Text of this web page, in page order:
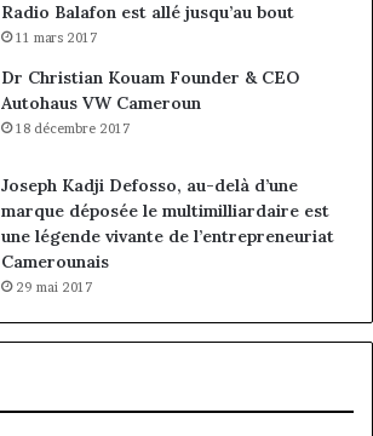
Radio Balafon est allé jusqu’au bout
11 mars 2017
Dr Christian Kouam Founder & CEO
Autohaus VW Cameroun
18 décembre 2017
Joseph Kadji Defosso, au-delà d’une
marque déposée le multimilliardaire est
une légende vivante de l’entrepreneuriat
Camerounais
29 mai 2017